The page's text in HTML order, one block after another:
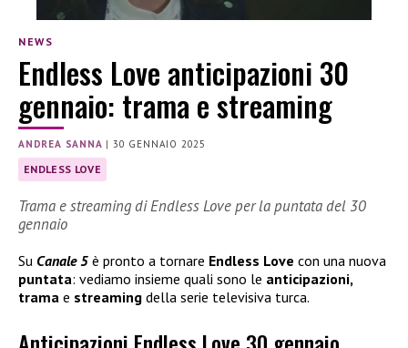
NEWS
Endless Love anticipazioni 30
gennaio: trama e streaming
ANDREA SANNA |30 GENNAIO 2025
ENDLESS LOVE
Trama e streaming di Endless Love per la puntata del 30
gennaio
Su Canale 5 è pronto a tornare Endless Love con una nuova
puntata: vediamo insieme quali sono le anticipazioni,
trama e streaming della serie televisiva turca.